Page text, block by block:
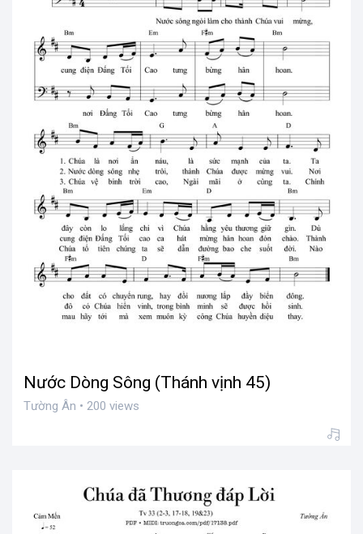
Nước Dòng Sông (Thánh vịnh 45)
Tường Ân • 200 views